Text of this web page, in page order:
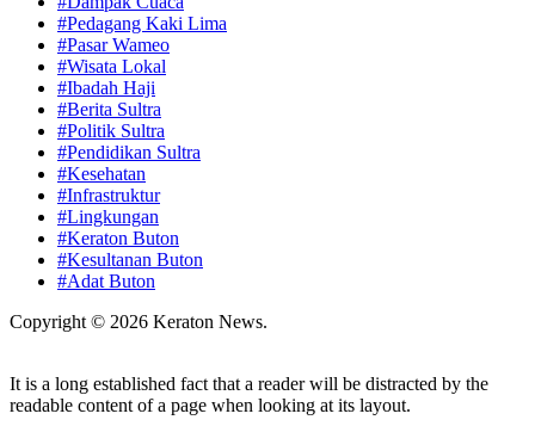
#Pedagang Kaki Lima
#Pasar Wameo
#Wisata Lokal
#Ibadah Haji
#Berita Sultra
#Politik Sultra
#Pendidikan Sultra
#Kesehatan
#Infrastruktur
#Lingkungan
#Keraton Buton
#Kesultanan Buton
#Adat Buton
Copyright © 2026 Keraton News.
It is a long established fact that a reader will be distracted by the
readable content of a page when looking at its layout.